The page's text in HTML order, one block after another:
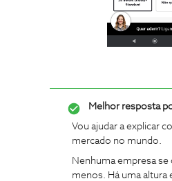
Melhor resposta
Vou ajudar a explicar
mercado no mundo.
Nenhuma empresa se
menos. Há uma